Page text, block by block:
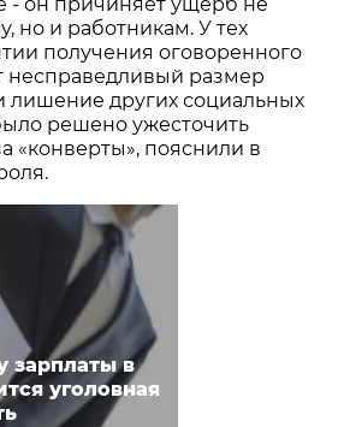
но и работникам. У тех
получения оговоренного
несправедливый размер
лишение других социальных
решено ужесточить
«конверты», пояснили в
зарплаты в
уголовная